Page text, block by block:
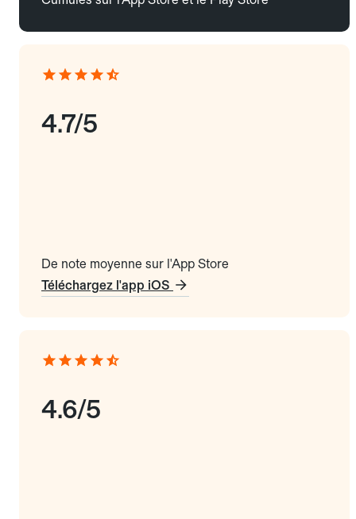
4.7/5
De note moyenne sur l'App Store
Téléchargez l'app iOS
4.6/5